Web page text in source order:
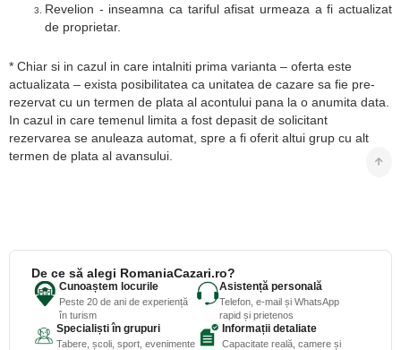
Revelion - inseamna ca tariful afisat urmeaza a fi actualizat
de proprietar.
* Chiar si in cazul in care intalniti prima varianta – oferta este
actualizata – exista posibilitatea ca unitatea de cazare sa fie pre-
rezervat cu un termen de plata al acontului pana la o anumita data.
In cazul in care temenul limita a fost depasit de solicitant
rezervarea se anuleaza automat, spre a fi oferit altui grup cu alt
termen de plata al avansului.
De ce să alegi RomaniaCazari.ro?
Cunoaștem locurile
Peste 20 de ani de experiență
în turism
Asistență personală
Telefon, e-mail și WhatsApp
rapid și prietenos
Specialiști în grupuri
Tabere, școli, sport, evenimente
Informații detaliate
Capacitate reală, camere și